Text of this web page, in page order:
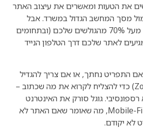
את הטעות ומאשרים את עיצוב האתר
מסך המחשב הגדול במשרד. אבל
המציאות בשטח שונה: מעל 70% מהגולשים שלכם (ובתחומים
מעל 90%) מגיעים לאתר שלכם דרך הטלפון הנייד
התפריט נחתך, או אם צריך להגדיל
עם האצבעות (Zoom-in) כדי להצליח לקרוא את מה שכתוב –
גוגל סורק את האינטרנט
בשיטת Mobile-First Indexing, מה שאומר שאם האתר לא
לא יקודם.